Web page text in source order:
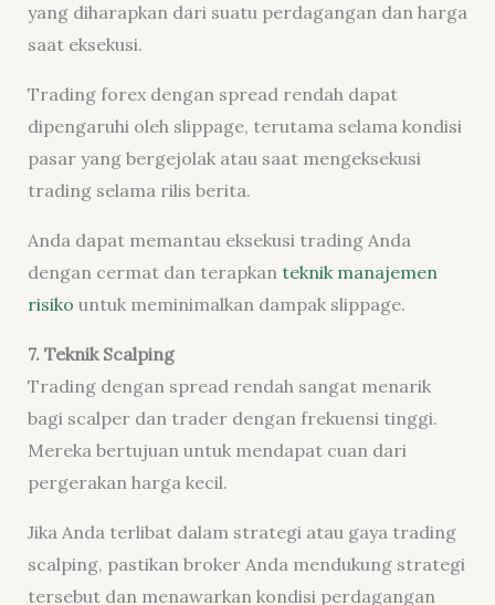
yang diharapkan dari suatu perdagangan dan harga
saat eksekusi.
Trading forex dengan spread rendah dapat
dipengaruhi oleh slippage, terutama selama kondisi
pasar yang bergejolak atau saat mengeksekusi
trading selama rilis berita.
Anda dapat memantau eksekusi trading Anda
dengan cermat dan terapkan teknik manajemen
risiko untuk meminimalkan dampak slippage.
7. Teknik Scalping
Trading dengan spread rendah sangat menarik
bagi scalper dan trader dengan frekuensi tinggi.
Mereka bertujuan untuk mendapat cuan dari
pergerakan harga kecil.
Jika Anda terlibat dalam strategi atau gaya trading
scalping, pastikan broker Anda mendukung strategi
tersebut dan menawarkan kondisi perdagangan